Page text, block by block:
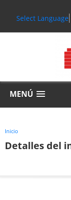
Select Language
MENÚ
Inicio
Detalles del